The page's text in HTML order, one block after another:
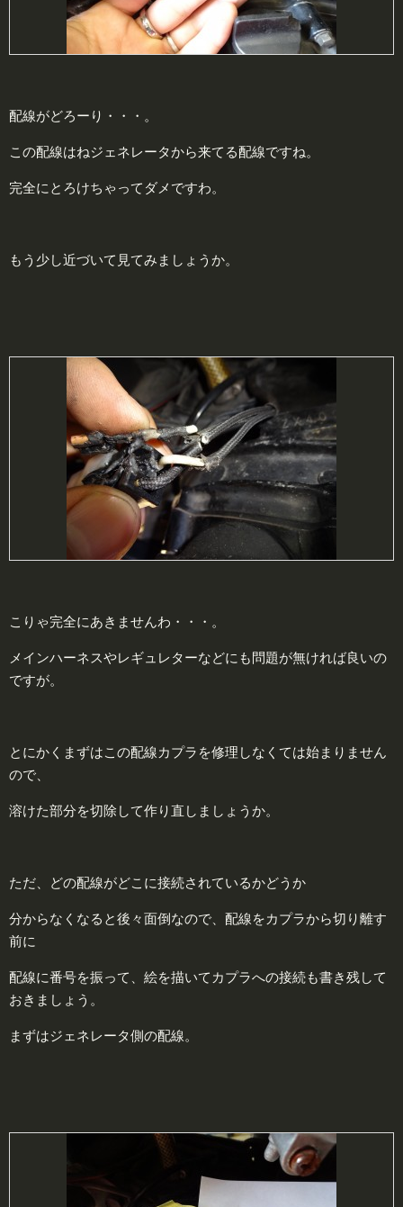
配線がどろーり・・・。
この配線はねジェネレータから来てる配線ですね。
完全にとろけちゃってダメですわ。
もう少し近づいて見てみましょうか。
こりゃ完全にあきませんわ・・・。
メインハーネスやレギュレターなどにも問題が無ければ良いの
ですが。
とにかくまずはこの配線カプラを修理しなくては始まりません
ので、
溶けた部分を切除して作り直しましょうか。
ただ、どの配線がどこに接続されているかどうか
分からなくなると後々面倒なので、配線をカプラから切り離す
前に
配線に番号を振って、絵を描いてカプラへの接続も書き残して
おきましょう。
まずはジェネレータ側の配線。